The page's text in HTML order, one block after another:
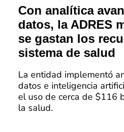
Con analítica
datos, la ADRES
se gastan los
sistema de salud
La entidad implementó
datos e inteligencia
el uso de cerca de $116
la salud.